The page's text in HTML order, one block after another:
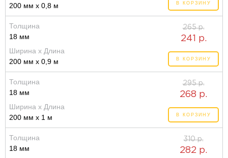
200 мм x 0,8 м
В КОРЗИНУ
Толщина
18 мм
Ширина x Длина
200 мм x 0,9 м
265 р.
241 р.
В КОРЗИНУ
Толщина
18 мм
Ширина x Длина
200 мм x 1 м
295 р.
268 р.
В КОРЗИНУ
Толщина
18 мм
310 р.
282 р.